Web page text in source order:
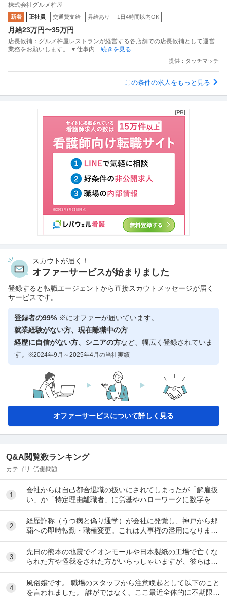
株式会社グルメ杵屋
新着 正社員 交通費支給 昇給あり 1日4時間以内OK
月給23万円〜35万円
店長候補：グルメ杵屋レストランが経営する各店舗での店長候補として運営
業務をお願いします。 ▼仕事内 …続きを見る
提供：タッチマッチ
この条件の求人をもっと見る
スカウトが届く！
オファーサービスが始まりました
登録すると転職エージェントから直接スカウトメッセージが届く
サービスです。
登録者の99% ※にオファーが届いています。
就業経験がない方、現在離職中の方
経歴に自信がない方、シニアの方など、幅広く登録されていま
す。 ※2024年9月～2025年4月の当社実績
オファーサービスについて詳しく見る
Q&A閲覧数ランキング
カテゴリ: 労働問題
1
会社からは自己都合退職の扱いにされてしまったが「解雇扱
い」か「特定理由離職者」に労基やハローワークに数字を具
体的な法律による根拠にのっとって覆した例を教え...
2
経歴詐称（うつ病と偽り通学）が会社に発覚し、神戸から那
覇への即時転勤・職種変更。これは人事権の濫用になります
か？ 中途採用で大手企業に入社して9ヶ月にな...
3
先日の熊本の地震でイオンモールや日本製紙の工場で亡くな
られた方や怪我をされた方がいらっしゃいますが、彼らは皆
さん従業員との事。 このような場合、労災になる...
4
風俗嬢です。 職場のスタッフから注意喚起として以下のこと
を言われました。 誰がではなく、ここ最近全体的に不期限は